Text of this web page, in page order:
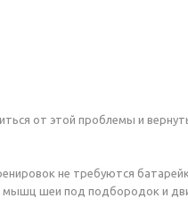
от этой проблемы и
не требуются
шеи под подбородок и